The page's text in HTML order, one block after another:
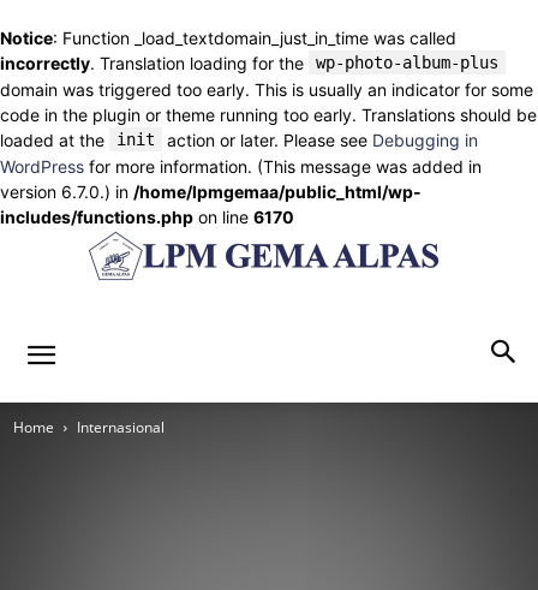
Notice: Function _load_textdomain_just_in_time was called
incorrectly. Translation loading for the wp-photo-album-plus
domain was triggered too early. This is usually an indicator for some
code in the plugin or theme running too early. Translations should be
loaded at the
init action or later. Please see Debugging in
WordPress for more information. (This message was added in
version 6.7.0.) in /home/lpmgemaa/public_html/wp-
includes/functions.php on line 6170
Home Internasional